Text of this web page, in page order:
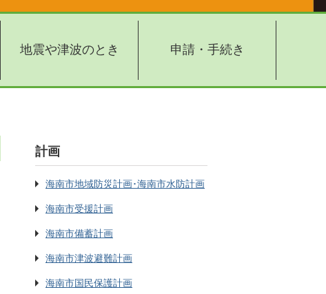
地震や津波のとき 申請・手続き
計画
海南市地域防災計画･海南市水防計画
海南市受援計画
海南市備蓄計画
海南市津波避難計画
海南市国民保護計画